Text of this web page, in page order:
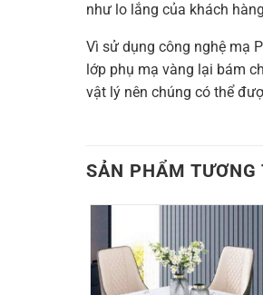
như lo lắng của khách
Vì sử dụng công nghệ mạ
lớp phụ mạ vàng lại bám
vật lý nên chúng có thể
SẢN PHẨM TƯƠNG